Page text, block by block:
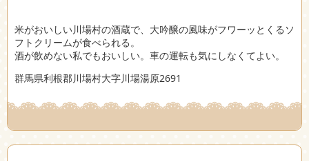
米がおいしい川場村の酒蔵で、大吟醸の風味がフワーッとくるソ
フトクリームが食べられる。
酒が飲めない私でもおいしい。車の運転も気にしなくてよい。
群馬県利根郡川場村大字川場湯原2691